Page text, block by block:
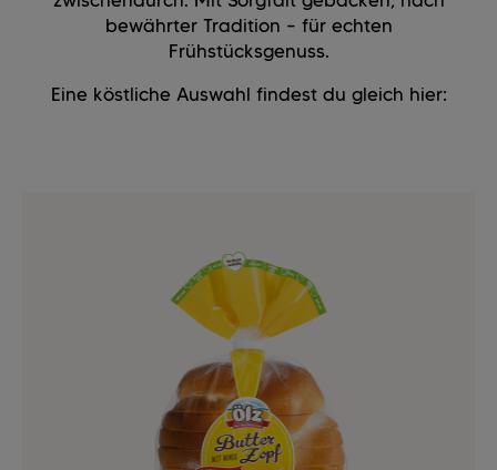
bewährter Tradition – für echten
Frühstücksgenuss.
Eine köstliche Auswahl findest du gleich hier: